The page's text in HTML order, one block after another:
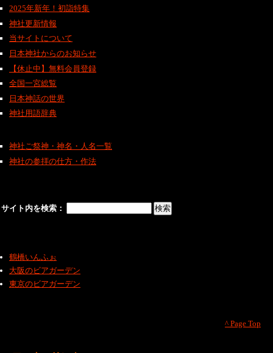
2025年新年！初詣特集
神社更新情報
当サイトについて
日本神社からのお知らせ
【休止中】無料会員登録
全国一宮総覧
日本神話の世界
神社用語辞典
神社ご祭神・神名・人名一覧
神社の参拝の仕方・作法
サイト内を検索：
鶴橋いんふぉ
大阪のビアガーデン
東京のビアガーデン
^ Page Top